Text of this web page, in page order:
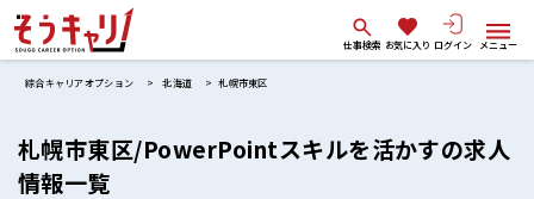
仕事検索 お気に入り ログイン メニュー
綜合キャリアオプション 北海道 札幌市東区
札幌市東区/PowerPointスキルを活かすの求人
情報一覧